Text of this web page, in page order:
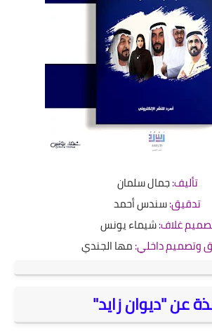
تأليف:جمال سلمان
تدقيق:سندس أحمد
غلاف:شيماء يونس
وتصميم داخلي:مها الجندي
عن "ديوان زايد"